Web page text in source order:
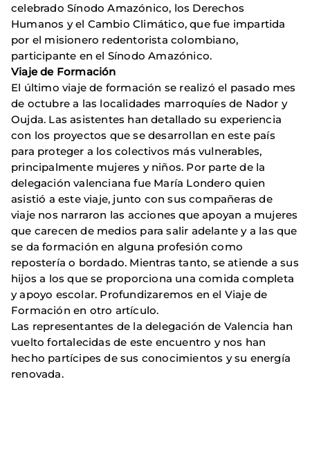
celebrado Sínodo Amazónico, los Derechos
Humanos y el Cambio Climático, que fue impartida
por el misionero redentorista colombiano,
participante en el Sínodo Amazónico.
Viaje de Formación
El último viaje de formación se realizó el pasado mes
de octubre a las localidades marroquíes de Nador y
Oujda. Las asistentes han detallado su experiencia
con los proyectos que se desarrollan en este país
para proteger a los colectivos más vulnerables,
principalmente mujeres y niños. Por parte de la
delegación valenciana fue María Londero quien
asistió a este viaje, junto con sus compañeras de
viaje nos narraron las acciones que apoyan a mujeres
que carecen de medios para salir adelante y a las que
se da formación en alguna profesión como
repostería o bordado. Mientras tanto, se atiende a sus
hijos a los que se proporciona una comida completa
y apoyo escolar. Profundizaremos en el Viaje de
Formación en otro artículo.
Las representantes de la delegación de Valencia han
vuelto fortalecidas de este encuentro y nos han
hecho partícipes de sus conocimientos y su energía
renovada.